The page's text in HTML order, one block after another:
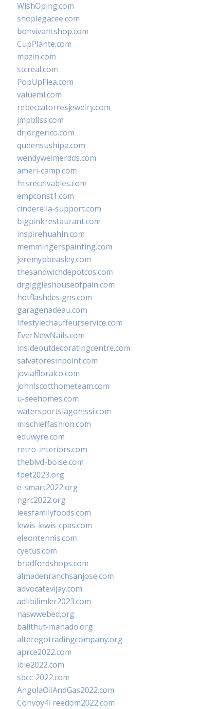
WishOping.com
shoplegacee.com
bonvivantshop.com
CupPlante.com
mpzin.com
stcreal.com
PopUpFlea.com
valueml.com
rebeccatorresjewelry.com
jmpbliss.com
drjorgerico.com
queensushipa.com
wendyweimerdds.com
ameri-camp.com
hrsreceivables.com
empconst1.com
cinderella-support.com
bigpinkrestaurant.com
inspirehuahin.com
memmingerspainting.com
jeremypbeasley.com
thesandwichdepotcos.com
drgiggleshouseofpain.com
hotflashdesigns.com
garagenadeau.com
lifestylechauffeurservice.com
EverNewNails.com
insideoutdecoratingcentre.com
salvatoresinpoint.com
jovialfloralco.com
johnlscotthometeam.com
u-seehomes.com
watersportslagonissi.com
mischieffashion.com
eduwyre.com
retro-interiors.com
theblvd-boise.com
fpet2023.org
e-smart2022.org
ngrc2022.org
leesfamilyfoods.com
lewis-lewis-cpas.com
eleontennis.com
cyetus.com
bradfordshops.com
almadenranchsanjose.com
advocatevijay.com
adlibilimler2023.com
naswwebed.org
balithut-manado.org
alteregotradingcompany.org
aprce2022.com
ibie2022.com
sbcc-2022.com
AngolaOilAndGas2022.com
Convoy4Freedom2022.com